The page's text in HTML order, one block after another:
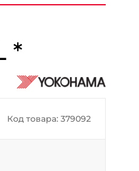
+38 (068) 911-911-4
(050) 911-911-4
+38 (067) 113-44-44
*
Код товара: 379092